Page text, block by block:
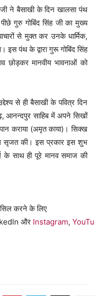
जी ने बैसाखी के दिन खालसा पंथ
गुरु गोबिंद सिंह जी का मुख्य
से मुक्त कर उनके धार्मिक,
इस पंथ के द्वारा गुरू गोबिंद सिंह
छोड़कर मानवीय भावनाओं को
से ही बैसाखी के पवित्र दिन
आनन्दपुर साहिब में अपने सिखों
कराया (अमृत काया)। सिक्ख
सृजत की। इस प्रकार इस शुभ
के साथ ही पूरे मानव समाज की
करने के लिए
और Instagram,